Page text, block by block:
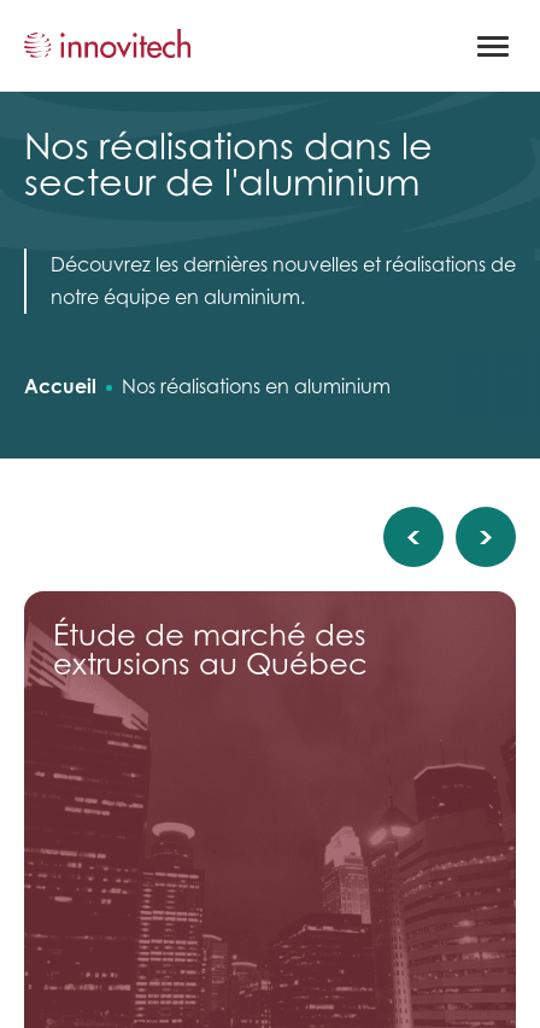
la
site
Nos réalisations dans le
secteur de l'aluminium
Découvrez les dernières nouvelles et réalisations de
notre équipe en aluminium.
Accueil Nos réalisations en aluminium
Étude de marché des
extrusions au Québec